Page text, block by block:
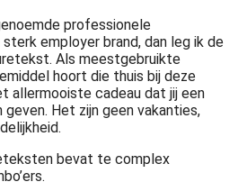
professionele
employer brand, dan leg ik de
Als meestgebruikte
hoort die thuis bij deze
allermooiste cadeau dat jij een
Het zijn geen vakanties,
bevat te complex